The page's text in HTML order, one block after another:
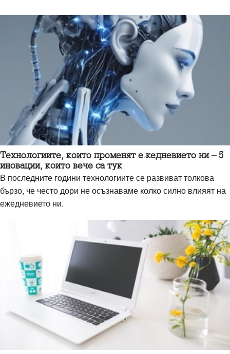
Технологиите, които променят ежедневието ни – 5
иновации, които вече са тук
В последните години технологиите се развиват толкова
бързо, че често дори не осъзнаваме колко силно влияят на
ежедневието ни.